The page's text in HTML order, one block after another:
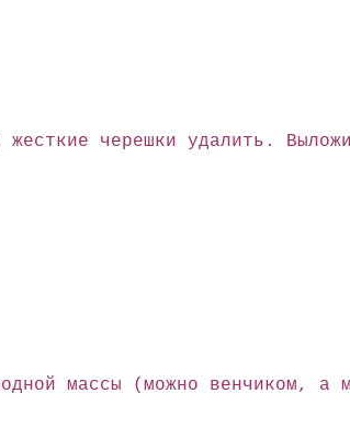
черешки удалить.
массы (можно венчиком, а